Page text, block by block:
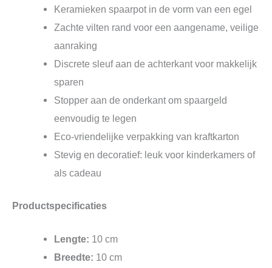
Keramieken spaarpot in de vorm van een egel
Zachte vilten rand voor een aangename, veilige
aanraking
Discrete sleuf aan de achterkant voor makkelijk
sparen
Stopper aan de onderkant om spaargeld
eenvoudig te legen
Eco-vriendelijke verpakking van kraftkarton
Stevig en decoratief: leuk voor kinderkamers of
als cadeau
Productspecificaties
Lengte: 10 cm
Breedte: 10 cm